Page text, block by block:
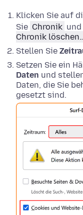
Klicken Sie auf
Sie Chronik
Chronik
Stellen Sie
Setzen Sie ein
Daten und
Daten, die Sie
gesetzt sind.